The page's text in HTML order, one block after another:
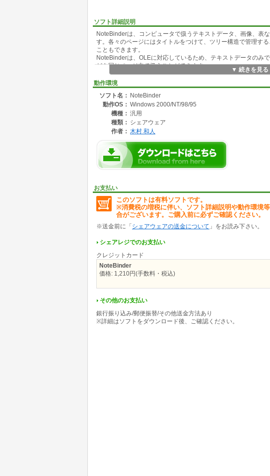
ソフト詳細説明
NoteBinderは、コンピュータで扱うテキストデータ、画像、表
す。各々のページにはタイトルをつけて、ツリー構造で管理す
こともできます。
NoteBinderは、OLEに対応しているため、テキストデータのみ
どを同じページ内で扱うことができます。
NoteBinderに登録したデータは、ODBCドライバを経由してデ
するデータベースのインストールが必要になります(なお、
▼ 続きを見
動作環境
ソフト名： NoteBinder
動作OS： Windows 2000/NT/98/95
機種： 汎用
種類： シェアウェア
作者： 木村 和人
お支払い
このソフトは有料ソフトです。
※消費税の増税に伴い、ソフト詳細説明や動作環境
合がございます。ご購入前に必ずご確認ください。
※送金前に「 シェアウェアの送金について 」をお読み下さい。
シェアレジでのお支払い
クレジットカード
NoteBinder
価格: 1,210円(手数料・税込)
その他のお支払い
銀行振り込み/郵便振替/その他送金方法あり
※詳細はソフトをダウンロード後、ご確認ください。